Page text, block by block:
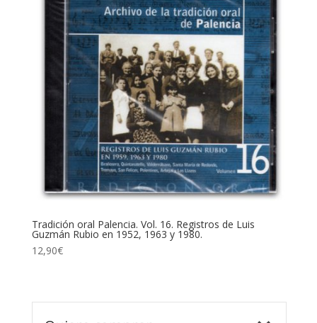
Tradición oral Palencia. Vol. 16. Registros de Luis
Guzmán Rubio en 1952, 1963 y 1980.
12,90€